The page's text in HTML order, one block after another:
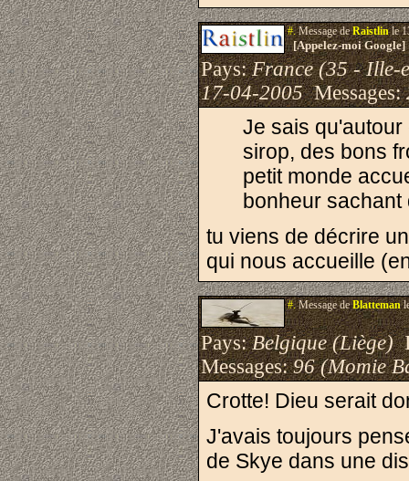
#.Message deRaistlinle
[Appelez-moi
Pays:France (35 - Ille-
17-04-2005Messages:
Je sais
sirop, des bons
petit monde
bonheur sachant
tu viens de décrire
qui nous accueille
#.Message deBlatteman
Pays:Belgique (Liège)
Messages:96 (Momie
Crotte! Dieu serait
J'avais toujours
de Skye dans une